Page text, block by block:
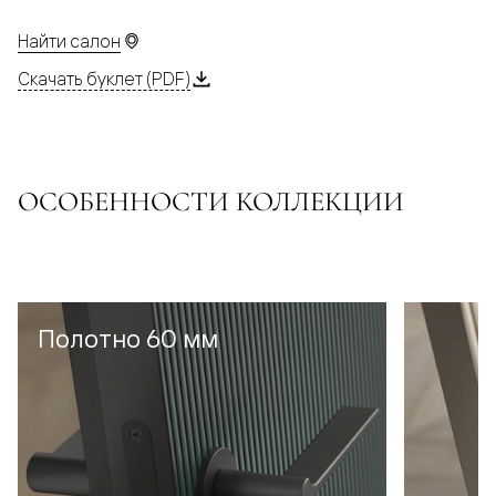
Найти салон
Скачать буклет (PDF)
ОСОБЕННОСТИ КОЛЛЕКЦИИ
Полотно 60 мм